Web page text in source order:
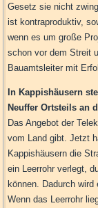
Gesetz sie nicht
ist kontraproduktiv,
wenn es um große
schon vor dem Streit
Bauamtsleiter mit
In Kappishäusern
Neuffer Ortsteils an
Das Angebot der
vom Land gibt. Jetzt
Kappishäusern die
ein Leerrohr verlegt,
können. Dadurch
Wenn das Leerrohr